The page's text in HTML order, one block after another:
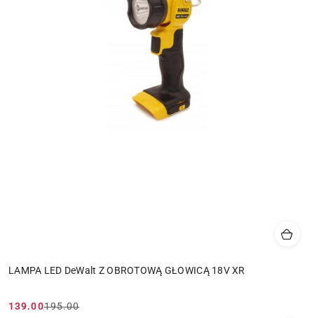
LAMPA LED DeWalt Z OBROTOWĄ GŁOWICĄ 18V XR
Cena
139.00
Cena
195.00